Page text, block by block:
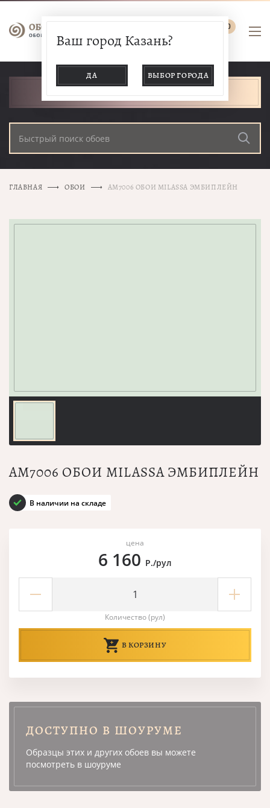
0
Ваш город Казань?
ДА ВЫБОР ГОРОДА
ГЛАВНАЯ ОБОИ AM7006 ОБОИ MILASSA ЭМБИПЛЕЙН
AM7006 ОБОИ MILASSA ЭМБИПЛЕЙН
В наличии на складе
цена
6 160 Р./рул
Количество (рул)
В КОРЗИНУ
ДОСТУПНО В ШОУРУМЕ
Образцы этих и других обоев вы можете
посмотреть в шоуруме